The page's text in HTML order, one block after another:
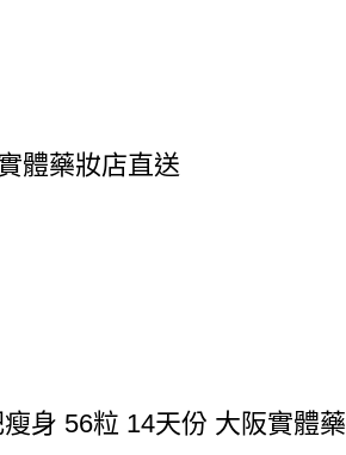
體藥妝店直送
身 56粒 14天份 大阪實體